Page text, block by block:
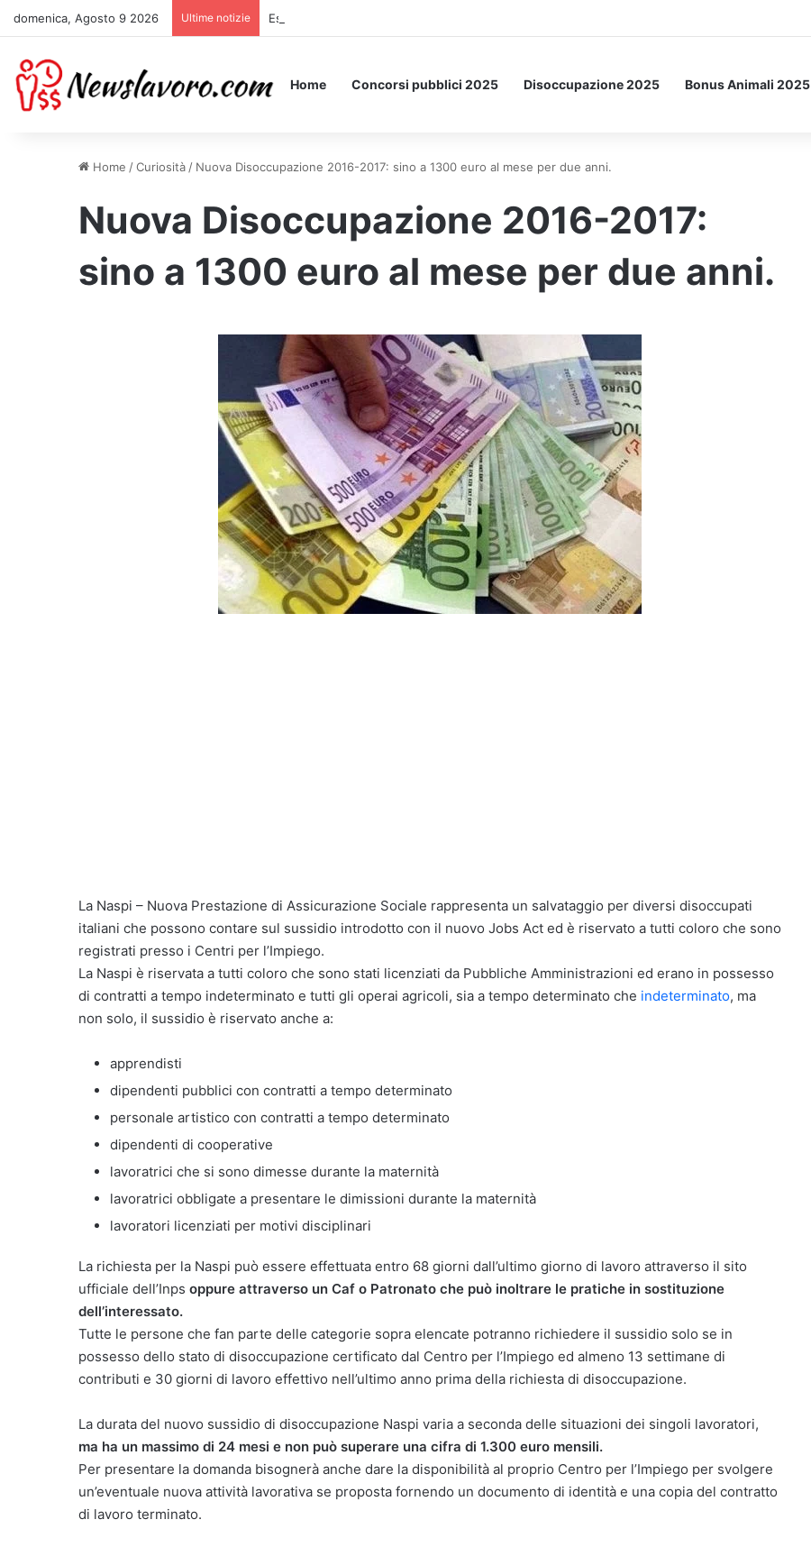
domenica, Agosto 9 2026 Ultime notizie Essere Pagati per Stare a Letto: ecco l’esperimento spaziale.
Home Concorsi pubblici 2025 Disoccupazione 2025 Bonus Animali 2025
Home /Curiosità / Nuova Disoccupazione 2016-2017: sino a 1300 euro al mese per due anni.
Nuova Disoccupazione 2016-2017:
sino a 1300 euro al mese per due anni.
La Naspi – Nuova Prestazione di Assicurazione Sociale rappresenta un salvataggio per diversi disoccupati
italiani che possono contare sul sussidio introdotto con il nuovo Jobs Act ed è riservato a tutti coloro che sono
registrati presso i Centri per l’Impiego.
La Naspi è riservata a tutti coloro che sono stati licenziati da Pubbliche Amministrazioni ed erano in possesso
di contratti a tempo indeterminato e tutti gli operai agricoli, sia a tempo determinato che indeterminato, ma
non solo, il sussidio è riservato anche a:
apprendisti
dipendenti pubblici con contratti a tempo determinato
personale artistico con contratti a tempo determinato
dipendenti di cooperative
lavoratrici che si sono dimesse durante la maternità
lavoratrici obbligate a presentare le dimissioni durante la maternità
lavoratori licenziati per motivi disciplinari
La richiesta per la Naspi può essere effettuata entro 68 giorni dall’ultimo giorno di lavoro attraverso il sito
ufficiale dell’Inps oppure attraverso un Caf o Patronato che può inoltrare le pratiche in sostituzione
dell’interessato.
Tutte le persone che fan parte delle categorie sopra elencate potranno richiedere il sussidio solo se in
possesso dello stato di disoccupazione certificato dal Centro per l’Impiego ed almeno 13 settimane di
contributi e 30 giorni di lavoro effettivo nell’ultimo anno prima della richiesta di disoccupazione.
La durata del nuovo sussidio di disoccupazione Naspi varia a seconda delle situazioni dei singoli lavoratori,
ma ha un massimo di 24 mesi e non può superare una cifra di 1.300 euro mensili.
Per presentare la domanda bisognerà anche dare la disponibilità al proprio Centro per l’Impiego per svolgere
un’eventuale nuova attività lavorativa se proposta fornendo un documento di identità e una copia del contratto
di lavoro terminato.